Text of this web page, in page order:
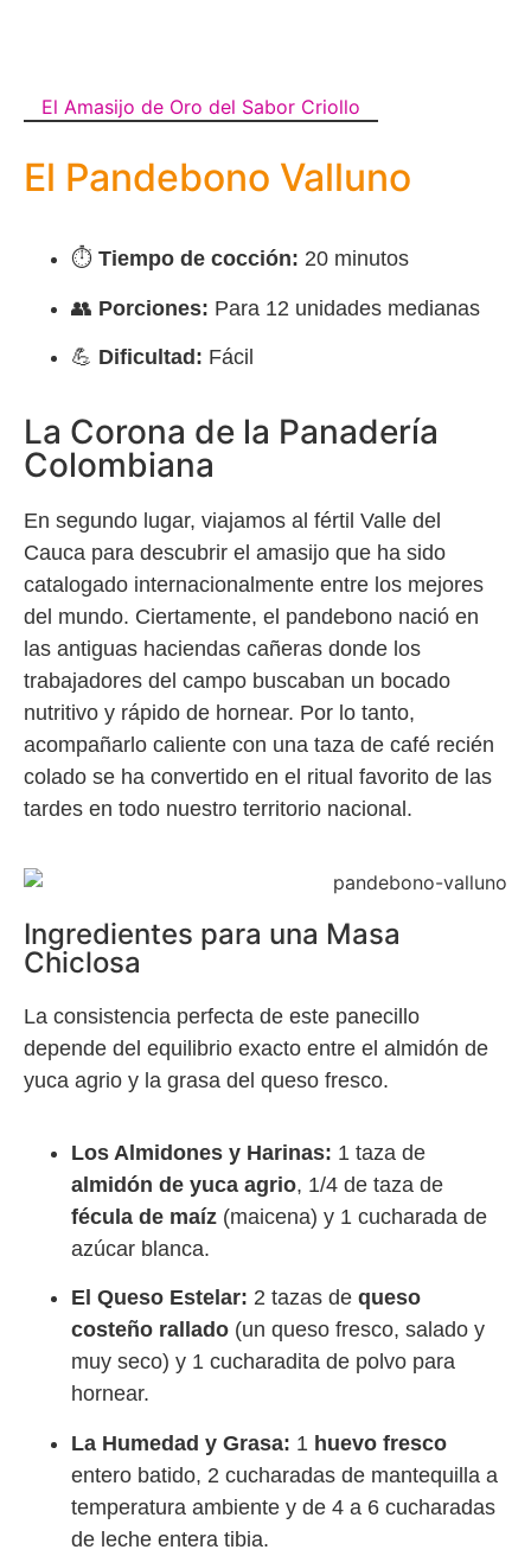
El Amasijo de Oro del Sabor Criollo
El Pandebono Valluno
⏱️ Tiempo de cocción: 20 minutos
👥 Porciones: Para 12 unidades medianas
💪 Dificultad: Fácil
La Corona de la Panadería
Colombiana
En segundo lugar, viajamos al fértil Valle del
Cauca para descubrir el amasijo que ha sido
catalogado internacionalmente entre los mejores
del mundo. Ciertamente, el pandebono nació en
las antiguas haciendas cañeras donde los
trabajadores del campo buscaban un bocado
nutritivo y rápido de hornear. Por lo tanto,
acompañarlo caliente con una taza de café recién
colado se ha convertido en el ritual favorito de las
tardes en todo nuestro territorio nacional.
Ingredientes para una Masa
Chiclosa
La consistencia perfecta de este panecillo
depende del equilibrio exacto entre el almidón de
yuca agrio y la grasa del queso fresco.
Los Almidones y Harinas: 1 taza de
almidón de yuca agrio, 1/4 de taza de
fécula de maíz (maicena) y 1 cucharada de
azúcar blanca.
El Queso Estelar: 2 tazas de queso
costeño rallado (un queso fresco, salado y
muy seco) y 1 cucharadita de polvo para
hornear.
La Humedad y Grasa: 1 huevo fresco
entero batido, 2 cucharadas de mantequilla a
temperatura ambiente y de 4 a 6 cucharadas
de leche entera tibia.